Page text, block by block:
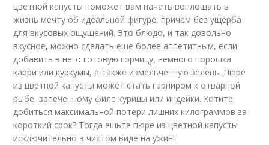
цветной капусты поможет вам начать воплощать в
жизнь мечту об идеальной фигуре, причем без ущерба
для вкусовых ощущений. Это блюдо, и так довольно
вкусное, можно сделать еще более аппетитным, если
добавить в него готовую горчицу, немного порошка
карри или куркумы, а также измельченную зелень. Пюре
из цветной капусты может стать гарниром к отварной
рыбе, запеченному филе курицы или индейки. Хотите
добиться максимальной потери лишних килограммов за
короткий срок? Тогда ешьте пюре из цветной капусты
исключительно в чистом виде на ужин!